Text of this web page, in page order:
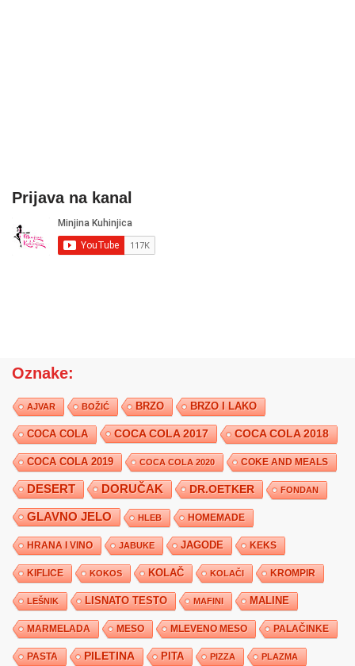
Prijava na kanal
Oznake:
AJVAR BOŽIĆ BRZO BRZO I LAKO
COCA COLA COCA COLA 2017 COCA COLA 2018
COCA COLA 2019 COCA COLA 2020 COKE AND MEALS
DESERT DORUČAK DR.OETKER FONDAN
GLAVNO JELO HLEB HOMEMADE
HRANA I VINO JABUKE JAGODE KEKS
KIFLICE KOKOS KOLAČ KOLAČI KROMPIR
LEŠNIK LISNATO TESTO MAFINI MALINE
MARMELADA MESO MLEVENO MESO PALAČINKE
PASTA PILETINA PITA PIZZA PLAZMA